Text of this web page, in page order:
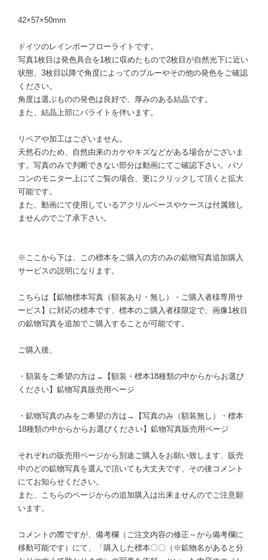
42×57×50mm
ドイツのレインボーフローライトです。
写真1枚目は発色具合を1枚に収めたもので2枚目が自然光下に近い
状態、3枚目以降で角度によってのブルーやその他の発色をご確認
ください。
角度は選ぶものの発色は良好で、厚みのある結晶です。
また、結晶上部にバライトを伴います。
リペアや加工はございません。
天然石のため、自然由来のカケやキズなどがある場合がございま
す。写真のみで判断できない部分は動画にてご確認下さい。パソ
コンのモニター上にてご覧の場合、更にクリックして頂くと拡大
可能です。
また、動画にて使用しているアクリルベースやケースは付属致し
ませんのでご了承下さい。
※ここから下は、この標本をご購入の方のみの鉱物写真追加購入
サービスの説明になります。
こちらは【鉱物標本写真（額装あり・無し）・ご購入者様専用サ
ービス】に対応の標本です、標本のご購入者様限定で、画像1枚目
の鉱物写真を追加でご購入することが可能です。
ご購入後、
・額装をご希望の方は→【額装・標本18種類の中からからお選び
ください】鉱物写真販売用ページ
・鉱物写真のみをご希望の方は→【写真のみ（額装無し）・標本
18種類の中からからお選びください】鉱物写真販売用ページ
それぞれの販売用ページから別途ご購入をお願い致します、販売
中のどの鉱物写真を選んで頂いても大丈夫です、その後コメント
にてお知らせください。
また、こちらのページからの追加購入は出来ませんのでご注意願
います。
コメントの際ですが、備考欄（ご注文内容の修正～から備考欄に
移動可能です）にて、「購入した標本〇〇（※鉱物名があると分